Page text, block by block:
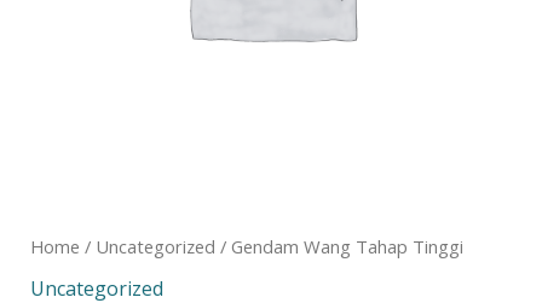
Home / Uncategorized / Gendam Wang Tahap Tinggi
Uncategorized